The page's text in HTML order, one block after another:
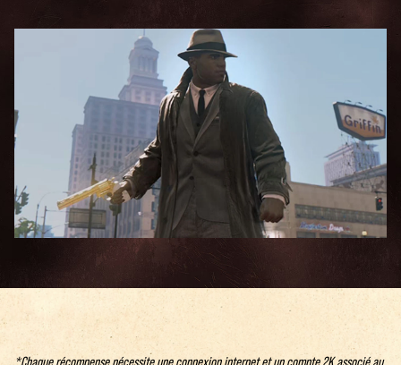
*Chaque récompense nécessite une connexion internet et un compte 2K associé au